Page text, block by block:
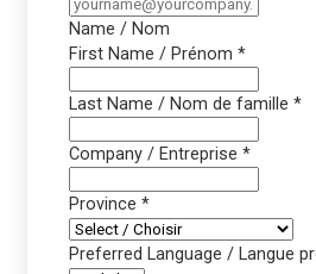
Name / Nom
First Name / Prénom *
Last Name / Nom de famille *
Company / Entreprise *
Province *
Preferred Language / Langue